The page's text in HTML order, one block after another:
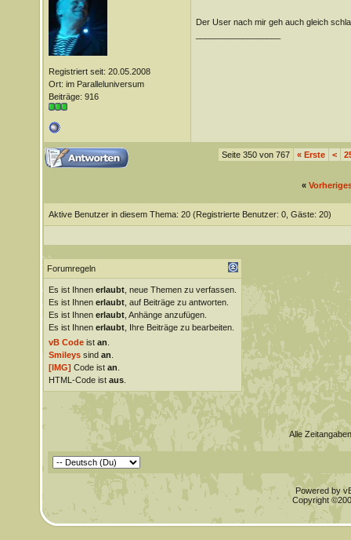
Registriert seit: 20.05.2008
Ort: im Paralleluniversum
Beiträge: 916
Der User nach mir geh auch gleich
Seite 350 von 767 «Erste <
«
Aktive Benutzer in diesem Thema: 20 (Registrierte Benutzer: 0, Gäste: 20)
Forumregeln
Es ist Ihnen erlaubt, neue Themen zu verfassen.
Es ist Ihnen erlaubt, auf Beiträge zu antworten.
Es ist Ihnen erlaubt, Anhänge anzufügen.
Es ist Ihnen erlaubt, Ihre Beiträge zu bearbeiten.
vB Codeist an
Smileyssind an
[IMG] Code ist an
HTML-Code ist aus.
Alle
Powered by
Copyright